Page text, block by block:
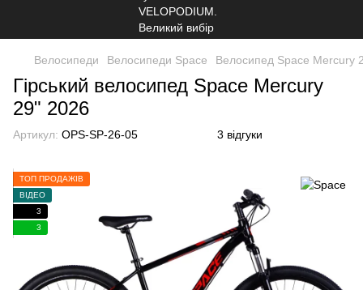
Велосипеди Велосипеди Space Велосипед Space Mercury
Гірський велосипед Space Mercury
29" 2026
Артикул: OPS-SP-26-05 3 відгуки
ТОП ПРОДАЖІВ
ВІДЕО
3
3